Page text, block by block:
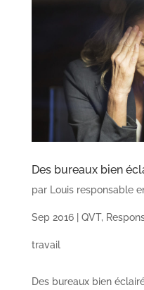
Des bureaux bien
par Louis responsable
Sep 2016| QVT,
travail
Des bureaux bien